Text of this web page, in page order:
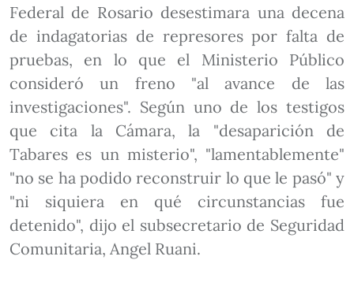
Federal de Rosario desestimara una decena
de indagatorias de represores por falta de
pruebas, en lo que el Ministerio Público
consideró un freno "al avance de las
investigaciones". Según uno de los testigos
que cita la Cámara, la "desaparición de
Tabares es un misterio", "lamentablemente"
"no se ha podido reconstruir lo que le pasó" y
"ni siquiera en qué circunstancias fue
detenido", dijo el subsecretario de Seguridad
Comunitaria, Angel Ruani.